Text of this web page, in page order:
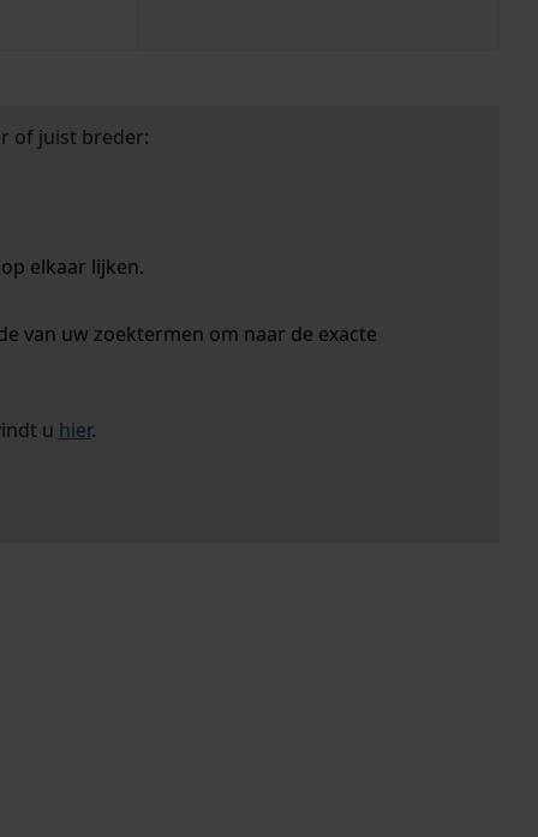
of juist breder:
elkaar lijken.
van uw zoektermen om naar de exacte
u hier.